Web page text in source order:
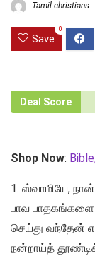
Tamil christians
Save
0
Deal Score
Shop Now:
1. ஸ்வாமியே,
பாவ பாதகங்களை
செய்து வந்தேன்
நன்றாய்த்